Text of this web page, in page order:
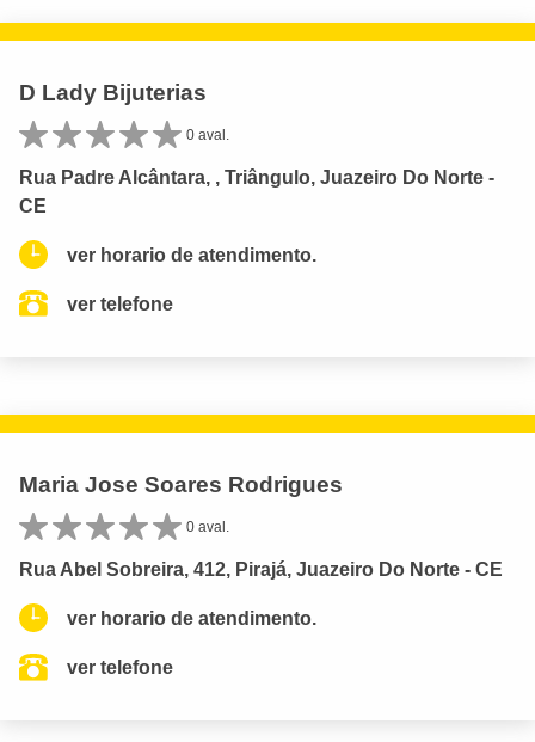
D Lady Bijuterias
0 aval.
Rua Padre Alcântara, , Triângulo, Juazeiro Do Norte -
CE
ver horario de atendimento.
ver telefone
Maria Jose Soares Rodrigues
0 aval.
Rua Abel Sobreira, 412, Pirajá, Juazeiro Do Norte - CE
ver horario de atendimento.
ver telefone